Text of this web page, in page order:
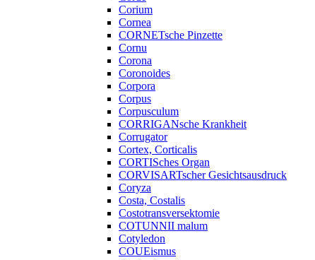
Corium
Cornea
CORNETsche Pinzette
Cornu
Corona
Coronoides
Corpora
Corpus
Corpusculum
CORRIGANsche Krankheit
Corrugator
Cortex, Corticalis
CORTISches Organ
CORVISARTscher Gesichtsausdruck
Coryza
Costa, Costalis
Costotransversektomie
COTUNNII malum
Cotyledon
COUEismus